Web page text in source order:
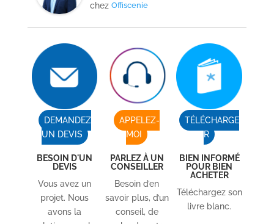
chez Offiscenie
DEMANDEZ
UN DEVIS
BESOIN D'UN
DEVIS
Vous avez un
projet. Nous
avons la
APPELEZ-
MOI
PARLEZ À UN
CONSEILLER
Besoin d’en
savoir plus, d’un
conseil, de
TÉLÉCHARGE
R
BIEN INFORMÉ
POUR BIEN
ACHETER
Téléchargez son
livre blanc.